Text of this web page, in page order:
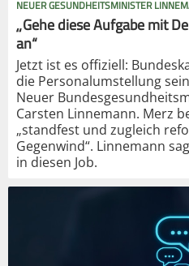
NEUER GESUNDHEITSMINISTER
„Gehe diese Aufgabe mit
an“
Jetzt ist es offiziell:
die Personalumstellung
Neuer
Carsten Linnemann. Merz
„standfest und zugleich
Gegenwind“. Linnemann
in diesen Job.